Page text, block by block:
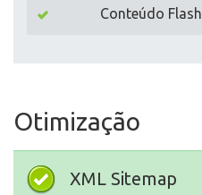
Conteúdo Flash
Otimização
XML Sitemap